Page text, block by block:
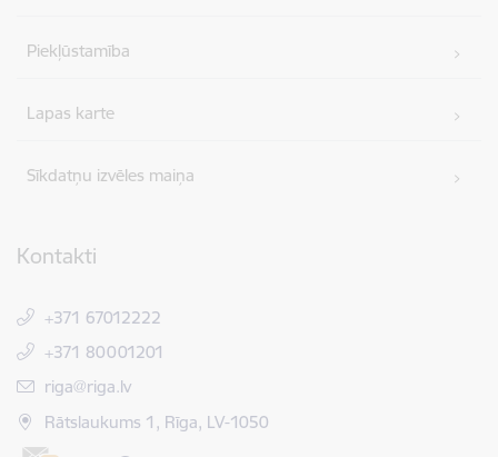
Piekļūstamība
Lapas karte
Sīkdatņu izvēles maiņa
Kontakti
+371 67012222
+371 80001201
E-pasts:
riga@riga.lv
Rātslaukums 1, Rīga, LV-1050